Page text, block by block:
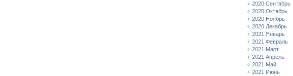
2020 Сентябрь
2020 Октябрь
2020 Ноябрь
2020 Декабрь
2021 Январь
2021 Февраль
2021 Март
2021 Апрель
2021 Май
2021 Июнь